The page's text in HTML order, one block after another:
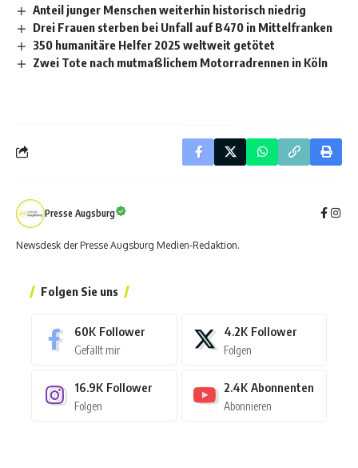
Anteil junger Menschen weiterhin historisch niedrig
Drei Frauen sterben bei Unfall auf B470 in Mittelfranken
350 humanitäre Helfer 2025 weltweit getötet
Zwei Tote nach mutmaßlichem Motorradrennen in Köln
Presse Augsburg
Newsdesk der Presse Augsburg Medien-Redaktion.
Folgen Sie uns
60K Follower
Gefällt mir
4.2K Follower
Folgen
16.9K Follower
Folgen
2.4K Abonnenten
Abonnieren